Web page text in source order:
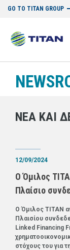
GO TO TITAN GROUP
ΝΕΑ ΚΑΙ
12/09/2024
Ο Όμιλος
Πλαίσιο
Ο Όμιλος ΤΙΤΑΝ
Πλαισίου
Linked Financing
στόχους του για